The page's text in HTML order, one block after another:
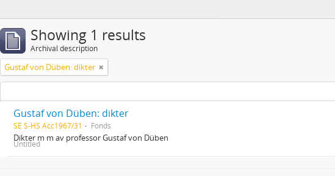
Showing 1 results
Archival description
Gustaf von Düben: dikter
Gustaf von Düben: dikter
SE S-HS Acc1967/31 Fonds
Dikter m m av professor Gustaf von Düben
Untitled